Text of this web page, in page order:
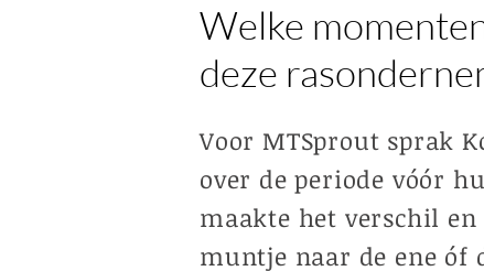
Welke
deze
Voor MTSprout sprak
over de periode vóór
maakte het verschil
muntje naar de ene óf